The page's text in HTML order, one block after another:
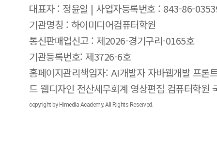
대표자 : 정윤일 | 사업자등록번호 : 843-86-
기관명칭 : 하이미디어컴퓨터학원
통신판매업신고 : 제2026-경기구리-0165호
기관등록번호: 제3726-6호
홈페이지관리책임자: AI개발자 자바웹개발 프론
드 웹디자인 전산세무회계 영상편집 컴퓨터학원
copyright by Himedia Academy. All Rights Reserved.